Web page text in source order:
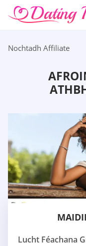
Nochtadh Affiliate
Lucht Féachana